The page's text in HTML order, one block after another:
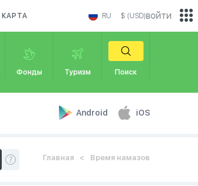
КАРТА RU $ (USD)
Фонды Туризм Поиск
Android iOS
войти
Главная Время намазов